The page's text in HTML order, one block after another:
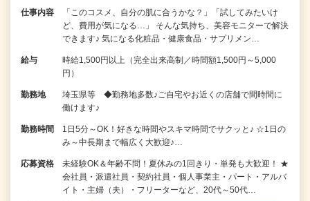
仕事内容
「このコスメ、自分の肌に合うかな？」「試してみたいけ
ど、費用が気になる…」 そんな気持ち、美容モニターで解決
できます♪ 気になる化粧品・健康食品・サプリメン…
給与
時給1,500円以上（完全出来高制／時間額1,500円～5,000
円）
勤務地
埼玉県等 ◆勤務地多数♪ご自宅やお近くの店舗で間時間に
働けます♪
勤務時間
1日5分～OK！好きな時間やスキマ時間でサクッと♪ ☆1日の
み～中長期まで幅広く大歓迎♪…
応募資格
未経験OK＆年齢不問！夏休みの1回きり・単発も大歓迎！ ★
会社員・派遣社員・契約社員・個人事業主・パート・アルバ
イト・主婦（夫）・フリーターなど、20代～50代…